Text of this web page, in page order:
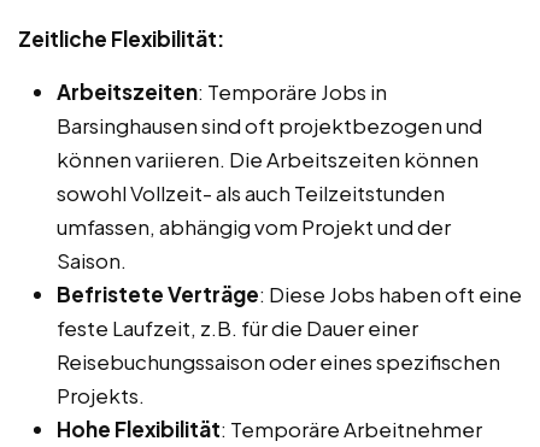
Zeitliche Flexibilität:
Arbeitszeiten: Temporäre Jobs in
Barsinghausen sind oft projektbezogen und
können variieren. Die Arbeitszeiten können
sowohl Vollzeit- als auch Teilzeitstunden
umfassen, abhängig vom Projekt und der
Saison.
Befristete Verträge: Diese Jobs haben oft eine
feste Laufzeit, z.B. für die Dauer einer
Reisebuchungssaison oder eines spezifischen
Projekts.
Hohe Flexibilität: Temporäre Arbeitnehmer